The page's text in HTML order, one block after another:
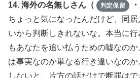
14. 海外の名無しさん（ 判定保留
ちょっと気になったんだけど、同
いから判断しきれないな。本当に
もあなたを追い払うための嘘なの
は事実なのか単なる行き違いなの
しないと、片方の話だけで断罪はで